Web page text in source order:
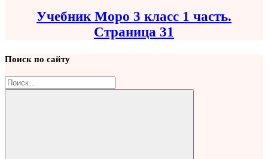
Учебник Моро 3 класс 1 часть.
Страница 31
Поиск по сайту
Найти: